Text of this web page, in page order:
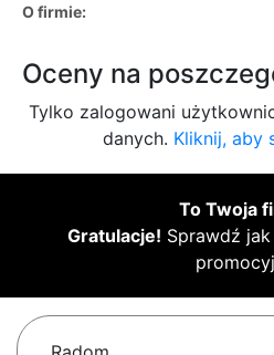
O firmie:
Oceny na
Tylko zalogowani
danych. Kliknij, aby
To Twoja
Gratulacje! Sprawdź